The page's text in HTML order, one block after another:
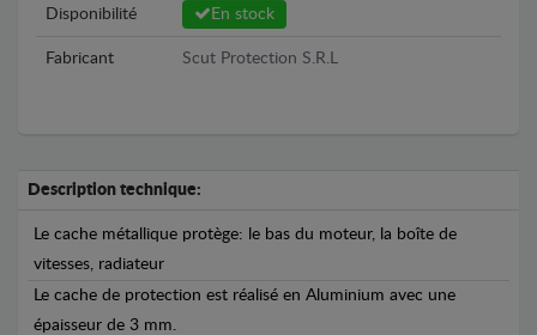
Disponibilité En stock
Fabricant Scut Protection S.R.L
Description technique:
Le cache métallique protège: le bas du moteur, la boîte de
vitesses, radiateur
Le cache de protection est réalisé en Aluminium avec une
épaisseur de 3 mm.